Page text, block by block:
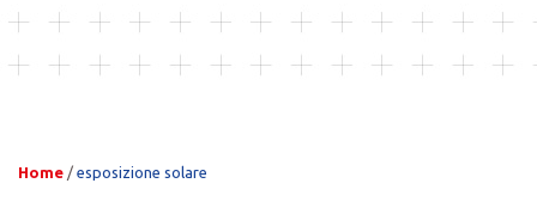
Home / esposizione solare